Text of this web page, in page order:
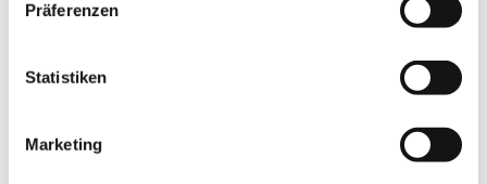
Präferenzen
Statistiken
Marketing